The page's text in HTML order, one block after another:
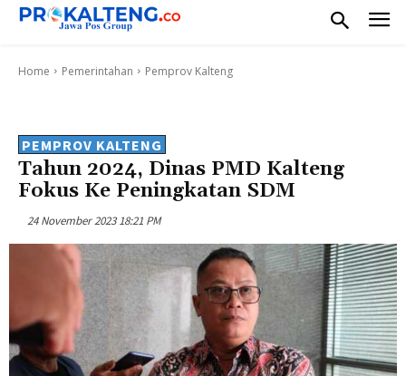
Home Pemerintahan Pemprov Kalteng
PEMPROV KALTENG
Tahun 2024, Dinas PMD Kalteng
Fokus Ke Peningkatan SDM
24 November 2023 18:21 PM